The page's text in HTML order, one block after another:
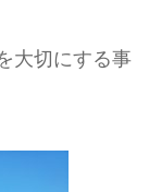
大切にする事